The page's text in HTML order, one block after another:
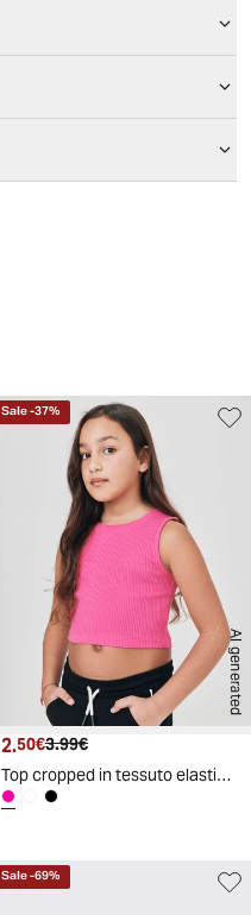
AI generated
Sale-37%
Prezzo attuale
2.50€ Prezzo originale
3.99€
Top cropped in tessuto elastico girocollo - Fuxia
Sale-69%